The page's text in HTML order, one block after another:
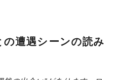
遭遇シーンの読み